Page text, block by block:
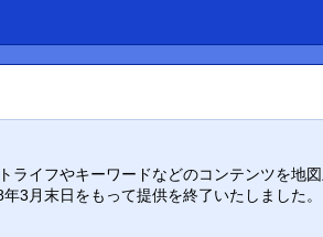
ライフやキーワードなどのコンテンツを
3月末日をもって提供を終了いたしました